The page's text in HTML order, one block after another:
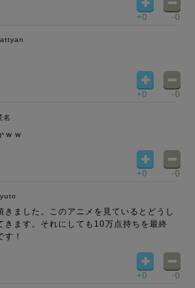
+0 -0
+0 -0
名
ｗｗ
+0 -0
きました。このアニメを見ているとどうし
きます。それにしても10万点持ちを最終
！
+0 -0